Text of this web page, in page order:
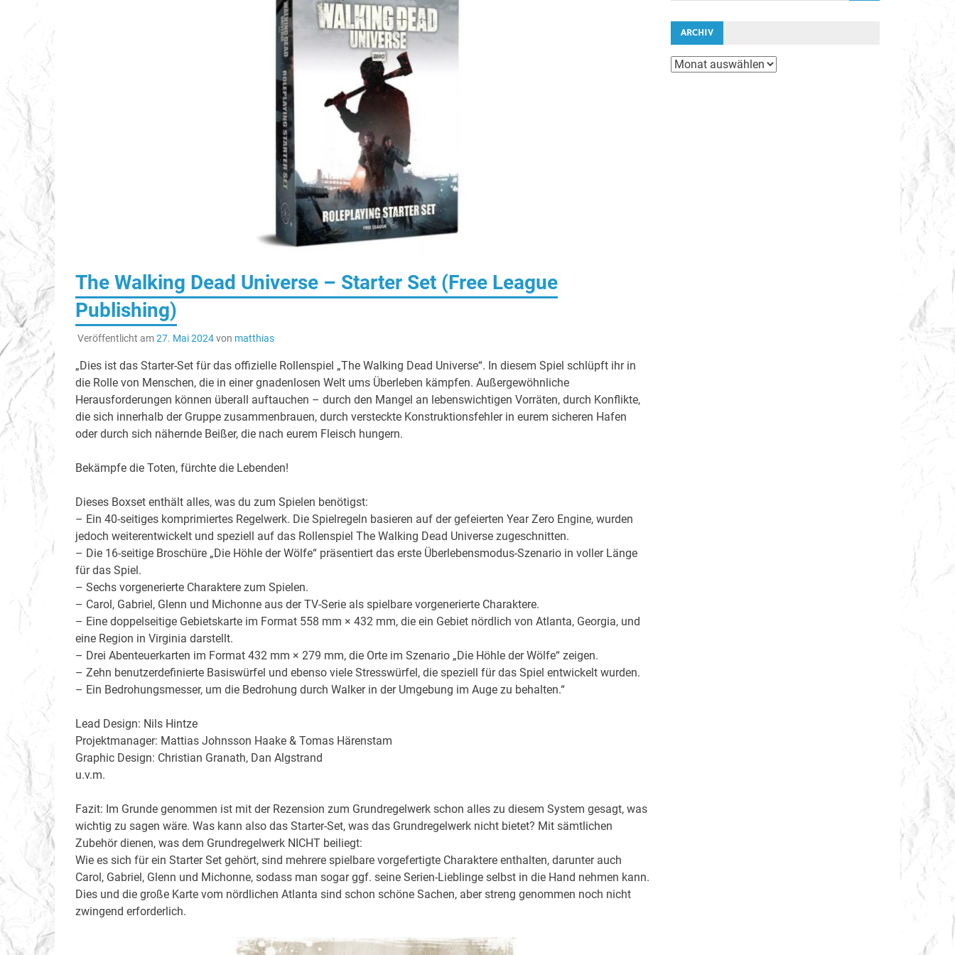
The Walking Dead Universe – Starter Set (Free League
Publishing)
Veröffentlicht am27. Mai 2024von matthias
„Dies ist das Starter-Set für das offizielle Rollenspiel „The Walking Dead Universe“. In diesem Spiel schlüpft ihr in
die Rolle von Menschen, die in einer gnadenlosen Welt ums Überleben kämpfen. Außergewöhnliche
Herausforderungen können überall auftauchen – durch den Mangel an lebenswichtigen Vorräten, durch Konflikte,
die sich innerhalb der Gruppe zusammenbrauen, durch versteckte Konstruktionsfehler in eurem sicheren Hafen
oder durch sich nähernde Beißer, die nach eurem Fleisch hungern.
Bekämpfe die Toten, fürchte die Lebenden!
Dieses Boxset enthält alles, was du zum Spielen benötigst:
– Ein 40-seitiges komprimiertes Regelwerk. Die Spielregeln basieren auf der gefeierten Year Zero Engine, wurden
jedoch weiterentwickelt und speziell auf das Rollenspiel The Walking Dead Universe zugeschnitten.
– Die 16-seitige Broschüre „Die Höhle der Wölfe“ präsentiert das erste Überlebensmodus-Szenario in voller Länge
für das Spiel.
– Sechs vorgenerierte Charaktere zum Spielen.
– Carol, Gabriel, Glenn und Michonne aus der TV-Serie als spielbare vorgenerierte Charaktere.
– Eine doppelseitige Gebietskarte im Format 558 mm × 432 mm, die ein Gebiet nördlich von Atlanta, Georgia, und
eine Region in Virginia darstellt.
– Drei Abenteuerkarten im Format 432 mm × 279 mm, die Orte im Szenario „Die Höhle der Wölfe“ zeigen.
– Zehn benutzerdefinierte Basiswürfel und ebenso viele Stresswürfel, die speziell für das Spiel entwickelt wurden.
– Ein Bedrohungsmesser, um die Bedrohung durch Walker in der Umgebung im Auge zu behalten.“
Lead Design: Nils Hintze
Projektmanager: Mattias Johnsson Haake & Tomas Härenstam
Graphic Design: Christian Granath, Dan Algstrand
u.v.m.
Fazit: Im Grunde genommen ist mit der Rezension zum Grundregelwerk schon alles zu diesem System gesagt, was
wichtig zu sagen wäre. Was kann also das Starter-Set, was das Grundregelwerk nicht bietet? Mit sämtlichen
Zubehör dienen, was dem Grundregelwerk NICHT beiliegt:
Wie es sich für ein Starter Set gehört, sind mehrere spielbare vorgefertigte Charaktere enthalten, darunter auch
Carol, Gabriel, Glenn und Michonne, sodass man sogar ggf. seine Serien-Lieblinge selbst in die Hand nehmen kann.
Dies und die große Karte vom nördlichen Atlanta sind schon schöne Sachen, aber streng genommen noch nicht
zwingend erforderlich.
ARCHIV
Archiv